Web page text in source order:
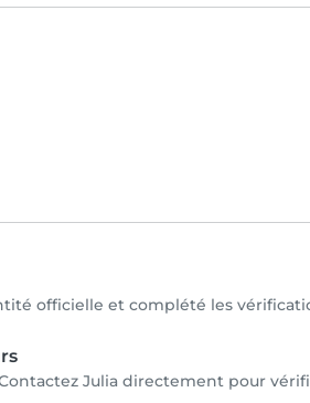
officielle et complété les
Julia directement pour